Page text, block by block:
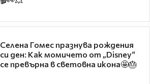
Селена Гомес празнува рождения
си ден: Как момичето от „Disney“
се превърна в световна икона🤩🎂